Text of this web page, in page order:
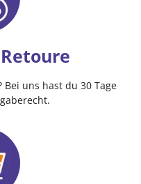
uns hast du 30 Tage